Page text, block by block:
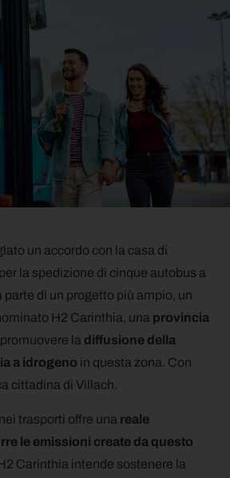
un accordo con la casa di
la spedizione di cinque autobus a
parte di un progetto più ampio, un
H2 Carinthia, una provincia
la diffusione della
a idrogeno in questa zona. Con
cittadina di Villach.
trasporti offre una reale
le emissioni create da questo
Carinthia intende sostenere la